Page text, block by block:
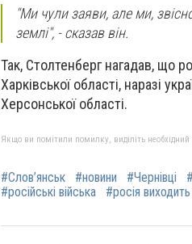
"Ми чули заяви, але ми,
землі", - сказав він.
Так, Столтенберг нагадав, що
Харківської області, наразі
Херсонської області.
Якщо ви помітили помилку, виділіть
#Слов’янськ #новини #Чернівці
#російські війська
#росія